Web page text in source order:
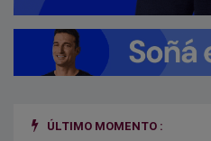
ÚLTIMO MOMENTO :